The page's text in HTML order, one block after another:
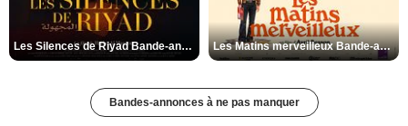
Les Silences de Riyad Bande-annonce VO STFR Les Matins merveilleux Bande-annonce VF
Bandes-annonces à ne pas manquer